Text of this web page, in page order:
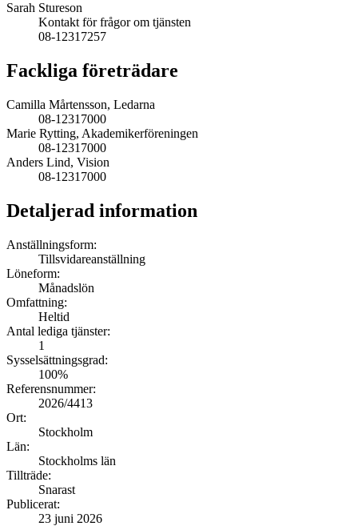
Sarah Stureson
Kontakt för frågor om tjänsten
08-12317257
Fackliga företrädare
Camilla Mårtensson, Ledarna
08-12317000
Marie Rytting, Akademikerföreningen
08-12317000
Anders Lind, Vision
08-12317000
Detaljerad information
Anställningsform:
Tillsvidareanställning
Löneform:
Månadslön
Omfattning:
Heltid
Antal lediga tjänster:
1
Sysselsättningsgrad:
100%
Referensnummer:
2026/4413
Ort:
Stockholm
Län:
Stockholms län
Tillträde:
Snarast
Publicerat:
23 juni 2026